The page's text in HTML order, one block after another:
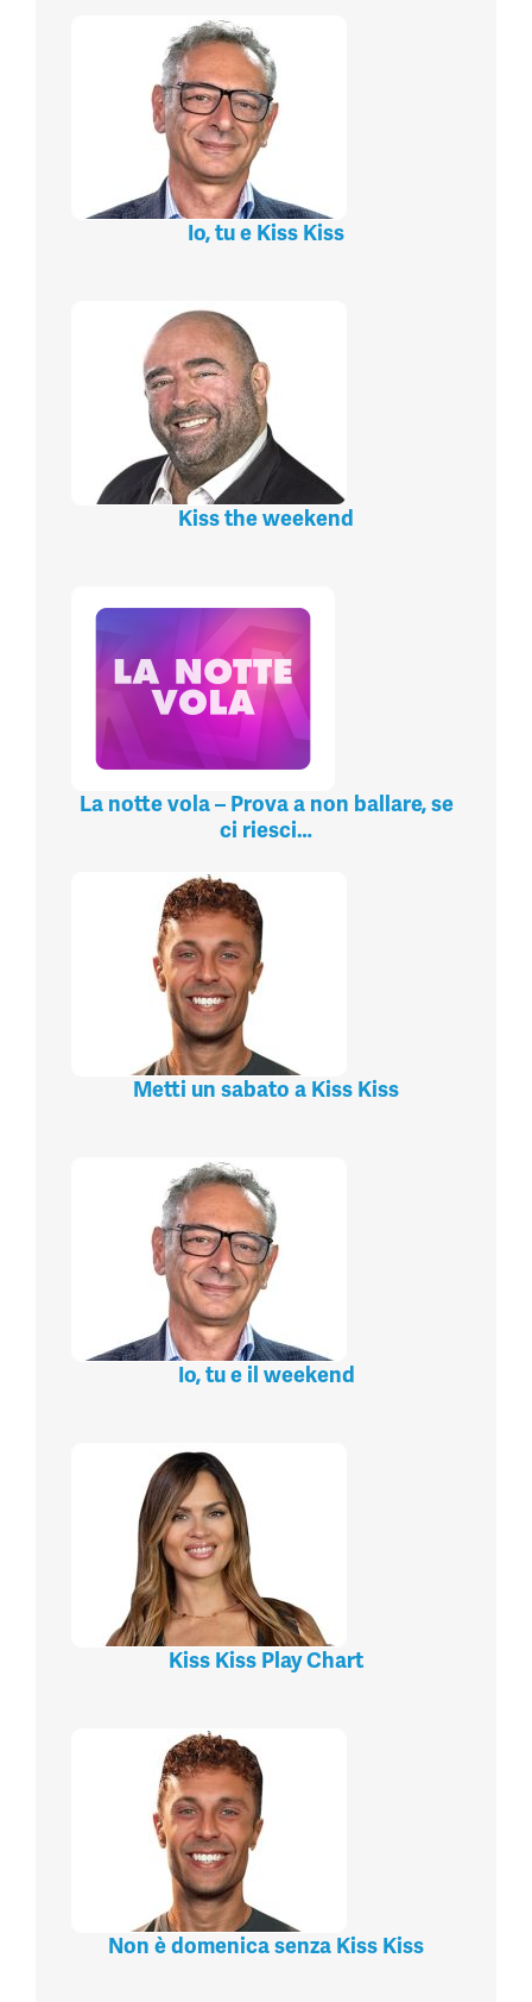
Io, tu e Kiss Kiss
Kiss the weekend
La notte vola – Prova a non ballare, se
ci riesci…
Metti un sabato a Kiss Kiss
Io, tu e il weekend
Kiss Kiss Play Chart
Non è domenica senza Kiss Kiss